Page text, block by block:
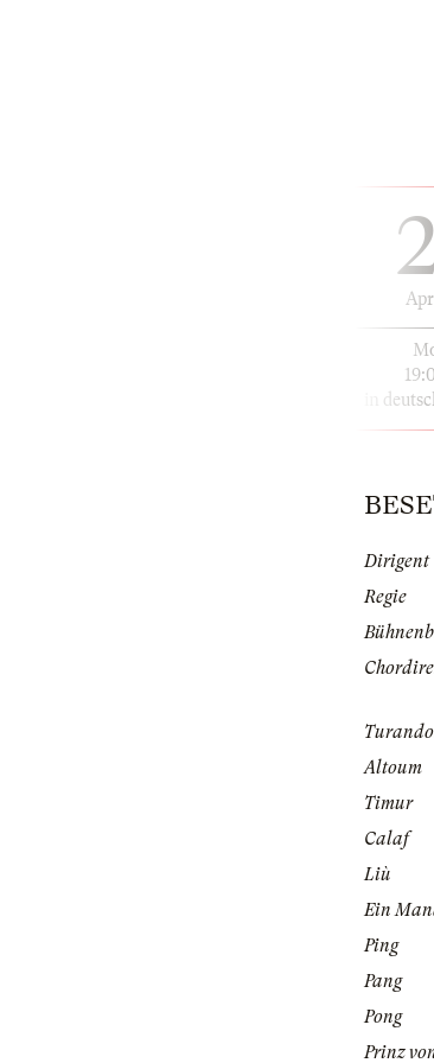
in
Dirigent
Regie
Altoum
Timur
Calaf
Liù
Ein
Ping
Pang
Pong
Prinz